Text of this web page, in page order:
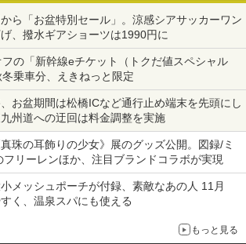
ら「お盆特別セール」。涼感シアサッカーワン
、撥水ギアショーツは1990円に
の「新幹線eチケット（トクだ値スペシャル
乗車分、えきねっと限定
お盆期間は松橋ICなど通行止め端末を先頭にし
州道への迂回は料金調整を実施
珠の耳飾りの少女》展のグッズ公開。図録/ミ
フリーレンほか、注目ブランドコラボが実現
小メッシュポーチが付録、素敵なあの人 11月
く、温泉スパにも使える
もっと見る